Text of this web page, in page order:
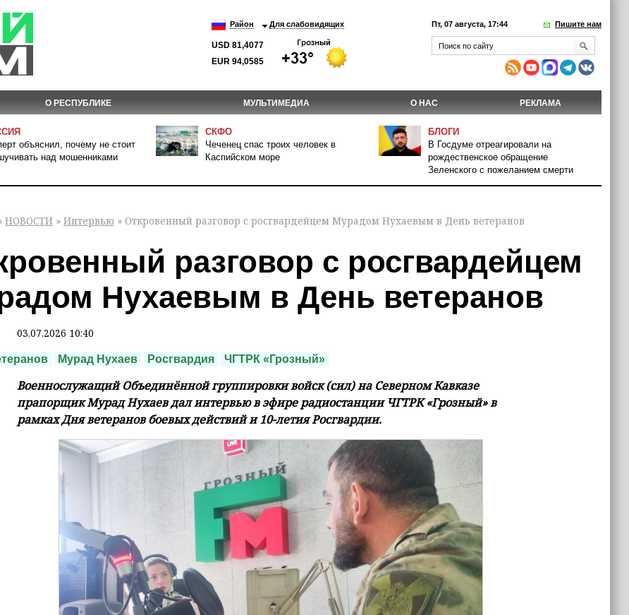
Район Для слабовидящих
USD 81,4077
EUR 94,0585
Пт, 07 августа, 17:44 Пишите нам
О РЕСПУБЛИКЕ МУЛЬТИМЕДИА О НАС РЕКЛАМА
объяснил, почему не стоит
над мошенниками
СКФО
Чеченец спас троих человек в
Каспийском море
БЛОГИ
В Госдуме отреагировали на
рождественское обращение
Зеленского с пожеланием смерти
НОВОСТИ » Интервью » Откровенный разговор с росгвардейцем Мурадом Нухаевым в День ветеранов
разговор с росгвардейцем
Нухаевым в День ветеранов
03.07.2026 10:40
Мурад Нухаев Росгвардия ЧГТРК «Грозный»
Военнослужащий Объединённой группировки войск (сил) на Северном Кавказе
прапорщик Мурад Нухаев дал интервью в эфире радиостанции ЧГТРК «Грозный» в
рамках Дня ветеранов боевых действий и 10-летия Росгвардии.